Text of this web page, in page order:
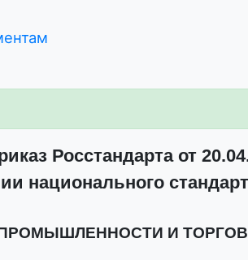
Росстандарта от
национального
И